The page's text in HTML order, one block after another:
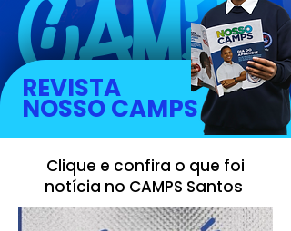
CAMPS
REVISTA
NOSSO CAMPS
Clique e confira o que foi
notícia no CAMPS Santos